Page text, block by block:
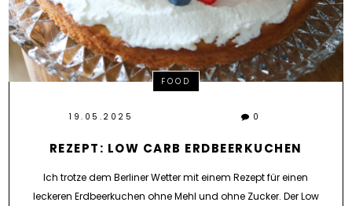
FOOD
19.05.2025 0
REZEPT: LOW CARB ERDBEERKUCHEN
Ich trotze dem Berliner Wetter mit einem Rezept für einen
leckeren Erdbeerkuchen ohne Mehl und ohne Zucker. Der Low